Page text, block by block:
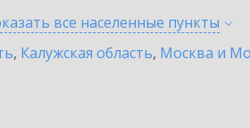
все населенные пункты
, Калужская область, Москва и